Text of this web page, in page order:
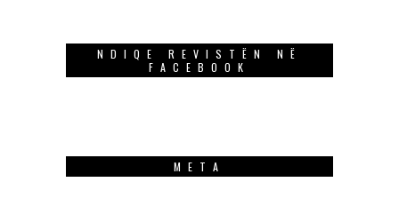
NDIQE REVISTËN NË
FACEBOOK
META